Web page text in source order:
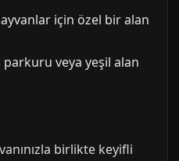
için özel bir alan
veya yeşil alan
birlikte keyifli